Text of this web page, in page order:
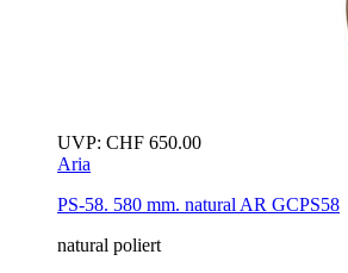
UVP: CHF 650.00
Aria
PS-58. 580 mm. natural AR GCPS58
natural poliert